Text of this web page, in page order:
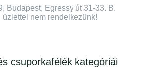
Budapest, Egressy út 31-33. B.
üzlettel nem rendelkezünk!
csuporkafélék kategóriái